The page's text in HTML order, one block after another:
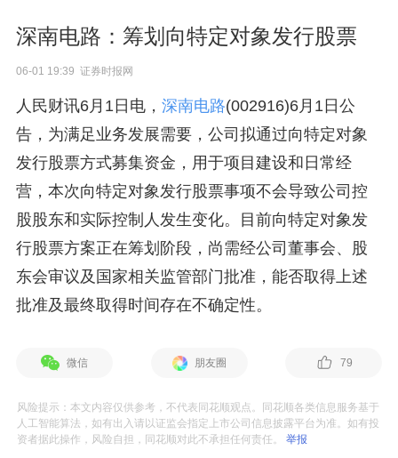
深南电路：筹划向特定对象发行股票
06-01 19:39 证券时报网
人民财讯6月1日电， 深南电路(002916)6月1日公
告，为满足业务发展需要，公司拟通过向特定对象
发行股票方式募集资金，用于项目建设和日常经
营，本次向特定对象发行股票事项不会导致公司控
股股东和实际控制人发生变化。目前向特定对象发
行股票方案正在筹划阶段，尚需经公司董事会、股
东会审议及国家相关监管部门批准，能否取得上述
批准及最终取得时间存在不确定性。
微信 朋友圈 79
风险提示：本文内容仅供参考，不代表同花顺观点。同花顺各类信息服务基于
人工智能算法，如有出入请以证监会指定上市公司信息披露平台为准。如有投
资者据此操作，风险自担，同花顺对此不承担任何责任。举报